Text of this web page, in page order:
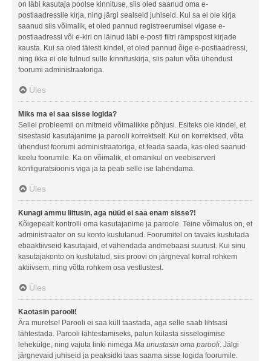
on läbi kasutaja poolse kinnituse, siis oled saanud oma e-
postiaadressile kirja, ning järgi sealseid juhiseid. Kui sa ei ole kirja
saanud siis võimalik, et oled pannud registreerumisel vigase e-
postiaadressi või e-kiri on läinud läbi e-posti filtri rämpspost kirjade
kausta. Kui sa oled täiesti kindel, et oled pannud õige e-postiaadressi,
ning ikka ei ole tulnud sulle kinnituskirja, siis palun võta ühendust
foorumi administraatoriga.
Üles
Miks ma ei saa sisse logida?
Sellel probleemil on mitmeid võimalikke põhjusi. Esiteks ole kindel, et
sisestasid kasutajanime ja parooli korrektselt. Kui on korrektsed, võta
ühendust foorumi administraatoriga, et teada saada, kas oled saanud
keelu foorumile. Ka on võimalik, et omanikul on veebiserveri
konfiguratsioonis viga ja ta peab selle ise lahendama.
Üles
Kunagi ammu liitusin, aga nüüd ei saa enam sisse?!
Kõigepealt kontrolli oma kasutajanime ja paroole. Teine võimalus on, et
administraator on su konto kustutanud. Foorumitel on tavaks kustutada
ebaaktiivseid kasutajaid, et vähendada andmebaasi suurust. Kui sinu
kasutajakonto on kustutatud, siis proovi on järgneval korral rohkem
aktiivsem, ning võtta rohkem osa vestlustest.
Üles
Kaotasin parooli!
Ära muretse! Parooli ei saa küll taastada, aga selle saab lihtsasi
lähtestada. Parooli lähtestamiseks, palun külasta sisselogimise
lehekülge, ning vajuta linki nimega Ma unustasin oma parooli. Jälgi
järgnevaid juhiseid ja peaksidki taas saama sisse logida foorumile.